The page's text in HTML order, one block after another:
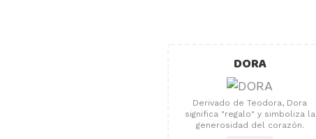
DORA
Derivado de Teodora, Dora
significa "regalo" y simboliza la
generosidad del corazón.